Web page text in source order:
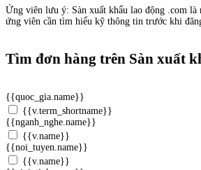
Ứng viên lưu ý: Sàn xuất khẩu lao động .com
ứng viên cần tìm hiểu kỹ thông tin trước khi
Tìm đơn hàng trên Sàn xuất
{{quoc_gia.name}}
{{v.term_shortname}}
{{nganh_nghe.name}}
{{v.name}}
{{noi_tuyen.name}}
{{v.name}}